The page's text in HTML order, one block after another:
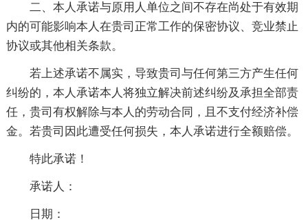
二、本人承诺与原用人单位之间不存在尚处于有效期
内的可能影响本人在贵司正常工作的保密协议、竞业禁止
协议或其他相关条款。
若上述承诺不属实，导致贵司与任何第三方产生任何
纠纷的，本人承诺本人将独立解决前述纠纷及承担全部责
任，贵司有权解除与本人的劳动合同，且不支付经济补偿
金。若贵司因此遭受任何损失，本人承诺进行全额赔偿。
特此承诺！
承诺人：
日期：